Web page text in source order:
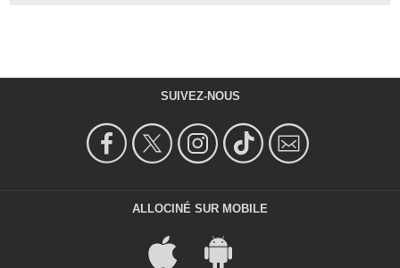
SUIVEZ-NOUS
ALLOCINÉ SUR MOBILE